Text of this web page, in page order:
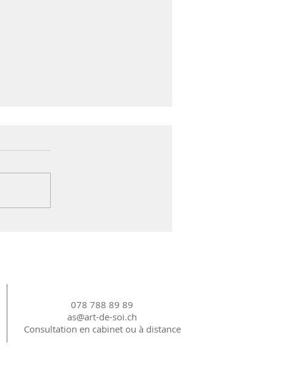
078 788 89 89
as@art-de-soi.ch
Consultation en cabinet ou à distance